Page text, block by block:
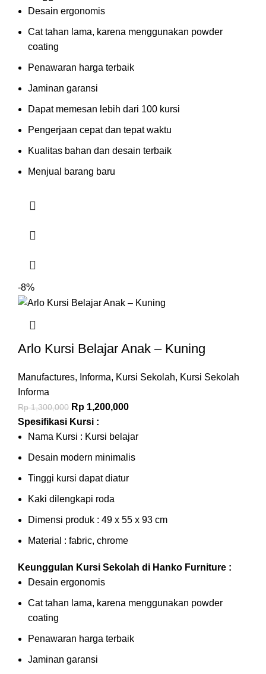
Desain ergonomis
Cat tahan lama, karena menggunakan powder
coating
Penawaran harga terbaik
Jaminan garansi
Dapat memesan lebih dari 100 kursi
Pengerjaan cepat dan tepat waktu
Kualitas bahan dan desain terbaik
Menjual barang baru
-8%
Arlo Kursi Belajar Anak – Kuning
Manufactures, Informa, Kursi Sekolah, Kursi Sekolah
Informa
Rp1,300,000 Rp 1,200,000
Spesifikasi Kursi :
Nama Kursi : Kursi belajar
Desain modern minimalis
Tinggi kursi dapat diatur
Kaki dilengkapi roda
Dimensi produk : 49 x 55 x 93 cm
Material : fabric, chrome
Keunggulan Kursi Sekolah di Hanko Furniture :
Desain ergonomis
Cat tahan lama, karena menggunakan powder
coating
Penawaran harga terbaik
Jaminan garansi